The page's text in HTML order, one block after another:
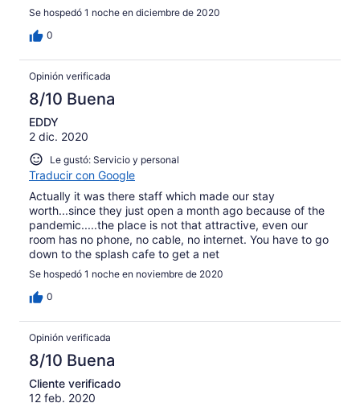
Se hospedó 1 noche en diciembre de 2020
0
Opinión verificada
8/10 Buena
EDDY
2 dic. 2020
Le gustó: Servicio y personal
Traducir con Google
Actually it was there staff which made our stay
worth...since they just open a month ago because of the
pandemic.....the place is not that attractive, even our
room has no phone, no cable, no internet. You have to go
down to the splash cafe to get a net
Se hospedó 1 noche en noviembre de 2020
0
Opinión verificada
8/10 Buena
Cliente verificado
12 feb. 2020